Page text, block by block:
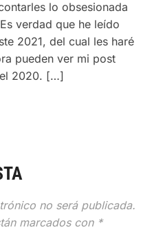
lo obsesionada
verdad que he leído
2021, del cual les haré
pueden ver mi post
2020. […]
no será publicada.
marcados con *